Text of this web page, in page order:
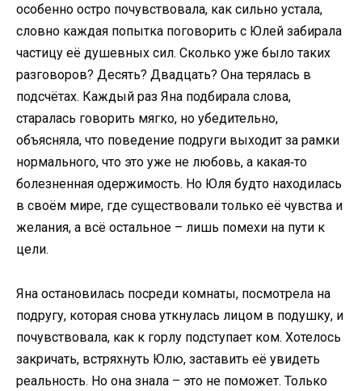
особенно остро почувствовала, как сильно устала,
словно каждая попытка поговорить с Юлей забирала
частицу её душевных сил. Сколько уже было таких
разговоров? Десять? Двадцать? Она терялась в
подсчётах. Каждый раз Яна подбирала слова,
старалась говорить мягко, но убедительно,
объясняла, что поведение подруги выходит за рамки
нормального, что это уже не любовь, а какая‑то
болезненная одержимость. Но Юля будто находилась
в своём мире, где существовали только её чувства и
желания, а всё остальное – лишь помехи на пути к
цели.
Яна остановилась посреди комнаты, посмотрела на
подругу, которая снова уткнулась лицом в подушку, и
почувствовала, как к горлу подступает ком. Хотелось
закричать, встряхнуть Юлю, заставить её увидеть
реальность. Но она знала – это не поможет. Только